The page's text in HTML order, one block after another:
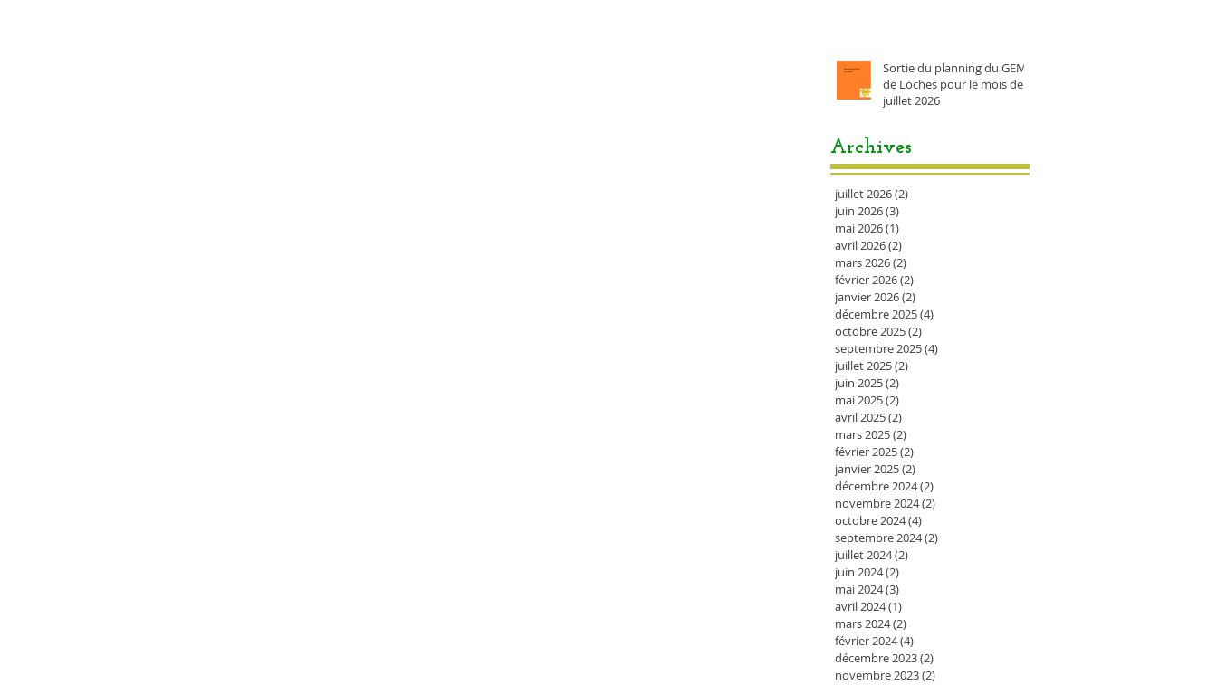
Sortie du planning du GEM
de Loches pour le mois de
juillet 2026
Archives
juillet 2026(2)
juin 2026(3)
mai 2026(1)
avril 2026(2)
mars 2026(2)
février 2026(2)
janvier 2026(2)
décembre 2025(4)
octobre 2025(2)
septembre 2025(4)
juillet 2025(2)
juin 2025(2)
mai 2025(2)
avril 2025(2)
mars 2025(2)
février 2025(2)
janvier 2025(2)
décembre 2024(2)
novembre 2024(2)
octobre 2024(4)
septembre 2024(2)
juillet 2024(2)
juin 2024(2)
mai 2024(3)
avril 2024(1)
mars 2024(2)
février 2024(4)
décembre 2023(2)
novembre 2023(2)